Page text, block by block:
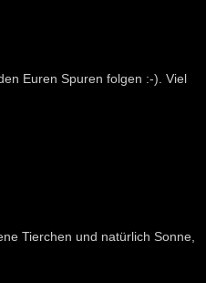
Euren Spuren folgen :-). Viel
Tierchen und natürlich Sonne,